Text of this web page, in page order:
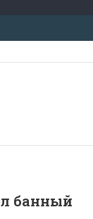
банный